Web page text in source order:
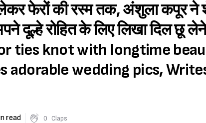
फेरों की रस्म तक, अंशुला कपूर ने
दूल्हे रोहित के लिए लिखा दिल छू
ties knot with longtime
adorable wedding pics,
read 0 Claps